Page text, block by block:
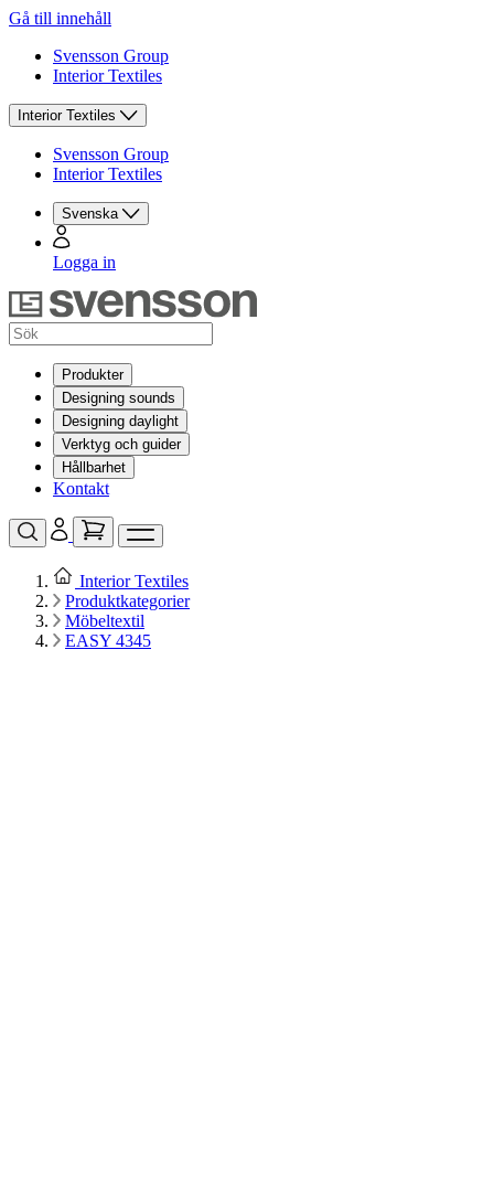
Gå till innehåll
Svensson Group
Interior Textiles
Interior Textiles
Svensson Group
Interior Textiles
Svenska
Logga in
Produkter
Designing sounds
Designing daylight
Verktyg och guider
Hållbarhet
Kontakt
Interior Textiles
Produktkategorier
Möbeltextil
EASY 4345